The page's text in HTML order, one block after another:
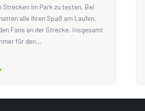
Strecken im Park zu testen. Bei
alle ihren Spaß am Laufen,
Fans an der Strecke. Insgesamt
für den…